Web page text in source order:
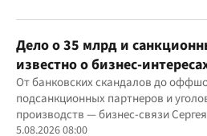
Дело о 35 млрд и
известно о бизнес-
"Родовид Банка" до
От банковских скандалов до
подсанкционных партнеров и
производств — бизнес-связи Сергея
Дядечко до сих пор простираются
5.08.2026 08:00